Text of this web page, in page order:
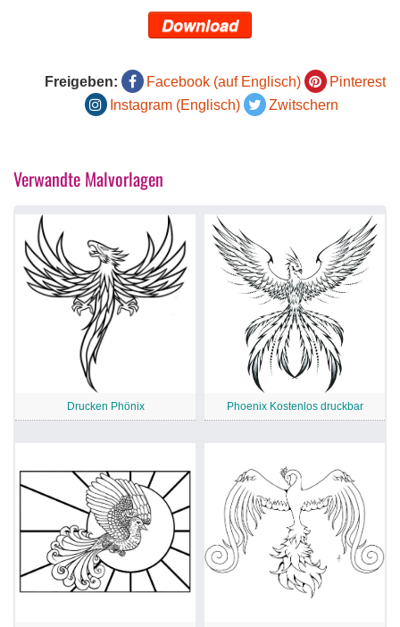
Download
Freigeben: Facebook (auf Englisch)
Pinterest
Instagram (Englisch)
Zwitschern
Verwandte Malvorlagen
Drucken Phönix Phoenix Kostenlos druckbar